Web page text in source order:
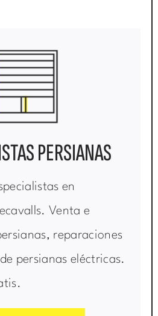
PERSIANAS
en
Venta e
reparaciones
persianas eléctricas.